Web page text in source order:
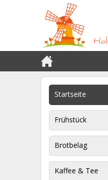
Startseite
Frühstück
Brotbelag
Kaffee & Tee